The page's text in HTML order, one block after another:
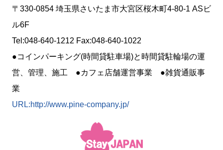
〒330-0854 埼玉県さいたま市大宮区桜木町4-80-1 ASビ
ル6F
Tel:048-640-1212 Fax:048-640-1022
●コインパーキング(時間貸駐車場)と時間貸駐輪場の運
営、管理、施工 ●カフェ店舗運営事業 ●雑貨通販事
業
URL:http://www.pine-company.jp/